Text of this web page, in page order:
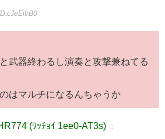
武器終わるし演奏と攻撃兼ねてる
はマルチになるんちゃうか
(ﾜｯﾁｮｲ 1ee0-AT3s) ：